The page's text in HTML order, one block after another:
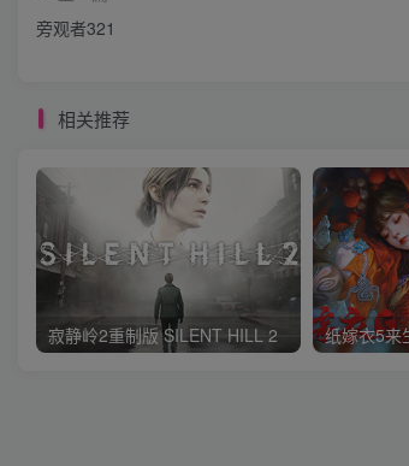
旁观者321
相关推荐
寂静岭2重制版 SILENT HILL 2